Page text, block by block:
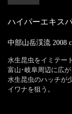
ハイパーエキス
中部山岳渓流 2008
水生昆虫をイミテー
富山･岐阜周辺に広が
水生昆虫のハッチが
イワナを狙う。